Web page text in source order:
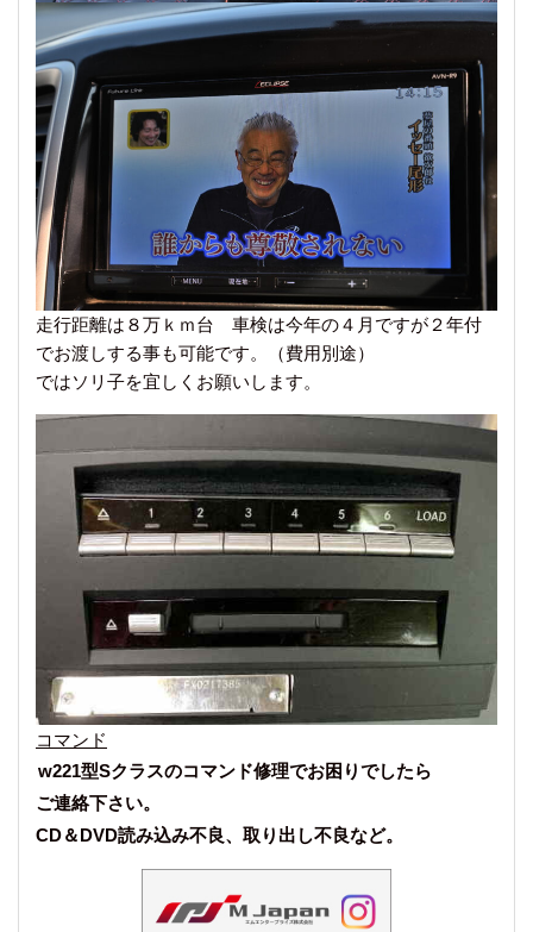
走行距離は８万ｋｍ台 車検は今年の４月ですが２年付
でお渡しする事も可能です。（費用別途）
ではソリ子を宜しくお願いします。
コマンド
w221型Sクラスのコマンド修理でお困りでしたら
ご連絡下さい。
CD＆DVD読み込み不良、取り出し不良など。